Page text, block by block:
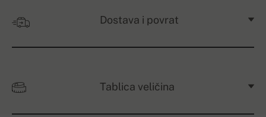
Dostava i povrat
Tablica veličina